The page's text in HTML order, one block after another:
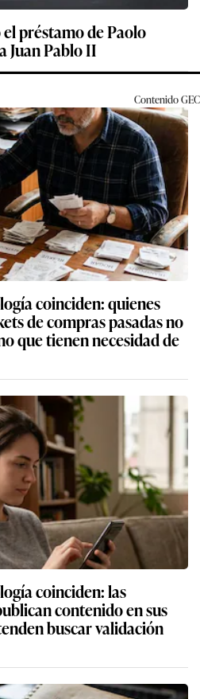
préstamo de Paolo
Juan Pablo II
ContenidoGEC
coinciden: quienes
de compras pasadas no
que tienen necesidad de
coinciden: las
contenido en sus
buscar validación